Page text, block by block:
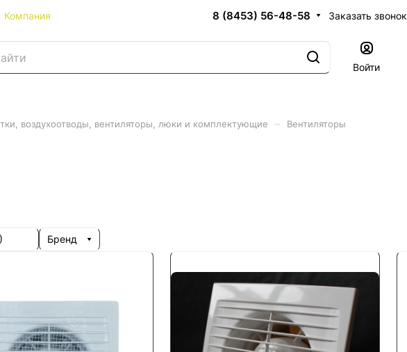
Компания 8 (8453) 56-48-58 Заказать звонок
Войти
воздухоотводы, вентиляторы, люки и комплектующие Вентиляторы
) Бренд